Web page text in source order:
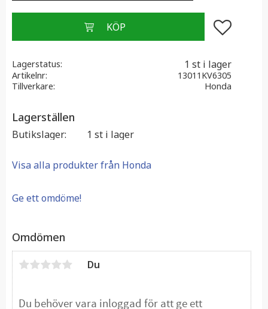
Lägg till i
Lagerstatus 1 st i lager
Artikelnr
13011KV6305
Tillverkare
Honda
Lagerställen
Butikslager 1 st i lager
Visa alla produkter från Honda
Ge ett omdöme!
Omdömen
Du